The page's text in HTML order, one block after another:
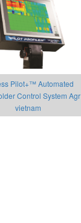
Pilot+™ Automated
Control System Agr
vietnam